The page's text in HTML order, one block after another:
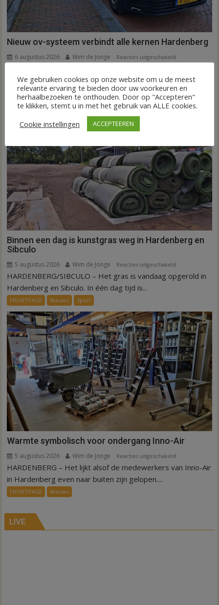
Nieuw ov-systeem verbindt alle kernen Hardenberg
6 augustus 2026 Wim de Jonge Reacties uitgeschakeld
ov-
systeem
verbindt
alle
van buurtbussen het openbaar vervoer tot in...
FRONTPAGE Nieuws
Binnen een dag is kunstgras weg in Hardenberg en
Sibculo
5 augustus 2026 Wim de Jonge Reacties uitgeschakeld
Binnen
kunstgras
weg
in
Hardenberg
en
Sibculo
HARDENBERG/SIBCULO – Het gras is vandaag opgerold in
Hardenberg en Sibculo. In één dag tijd is...
FRONTPAGE Nieuws Sport
Warmte symbolisch voor ondergang Inno-Air
5 augustus 2026 Wim de Jonge Reacties uitgeschakeld
Warmte
HARDENBERG – Het lijkt alsof de medewerkers van Inno-Air
in Hardenberg even naar buiten zijn gelopen....
FRONTPAGE Nieuws
LIVE
We gebruiken cookies op onze website om u de meest
relevante ervaring te bieden door uw voorkeuren en
herhaalbezoeken te onthouden. Door op "Accepteren"
te klikken, stemt u in met het gebruik van ALLE cookies.
Cookie instellingen
ACCEPTEEREN